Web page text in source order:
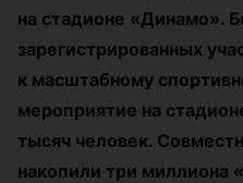
на стадионе «Динамо».
зарегистрированных
к масштабному
мероприятие на
тысяч человек.
накопили три миллиона